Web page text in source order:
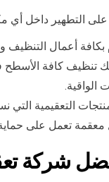
على التطهير داخل
بكافة أعمال
تنظيف كافة الأسطح
الواقية.
التعقيمية
معقمة تعمل على حماية
شركة